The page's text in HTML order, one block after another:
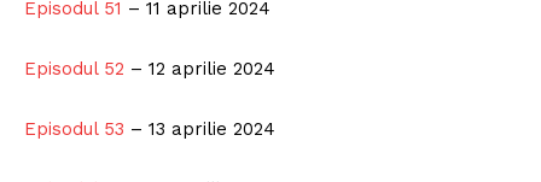
Episodul 51 – 11 aprilie 2024
Episodul 52 – 12 aprilie 2024
Episodul 53 – 13 aprilie 2024